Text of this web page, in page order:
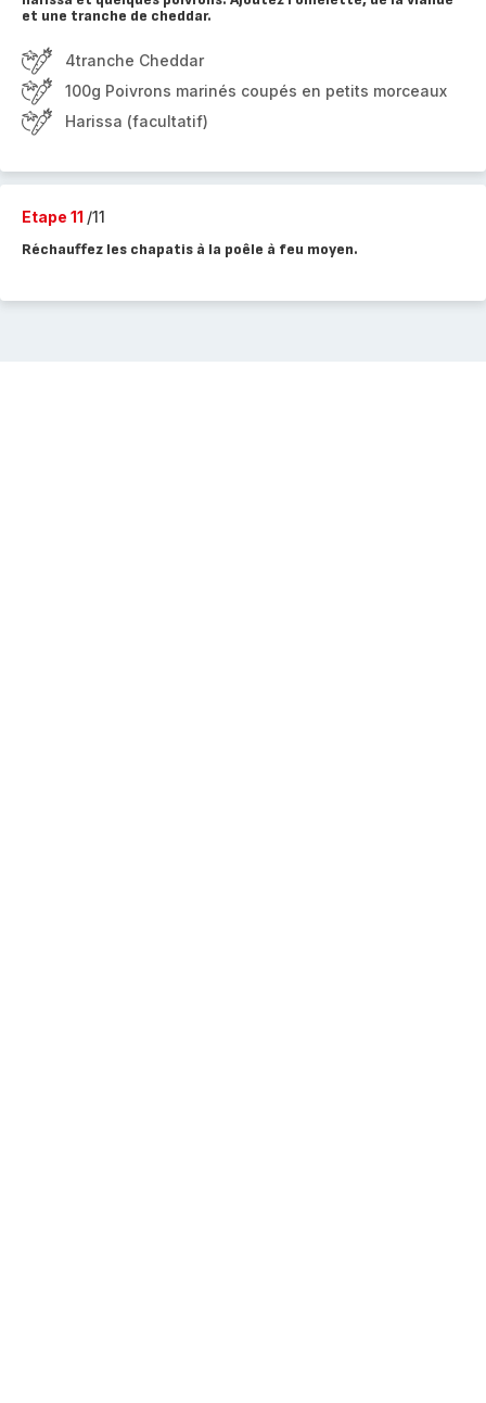
et une tranche de cheddar.
4tranche Cheddar
100g Poivrons marinés coupés en petits morceaux
Harissa (facultatif)
Etape 11 /11
Réchauffez les chapatis à la poêle à feu moyen.